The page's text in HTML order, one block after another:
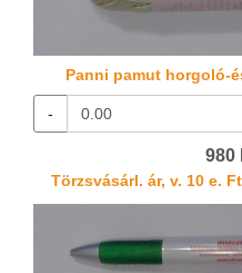
Panni pamut horgoló-
-
980
Törzsvásárl. ár, v. 10 e.